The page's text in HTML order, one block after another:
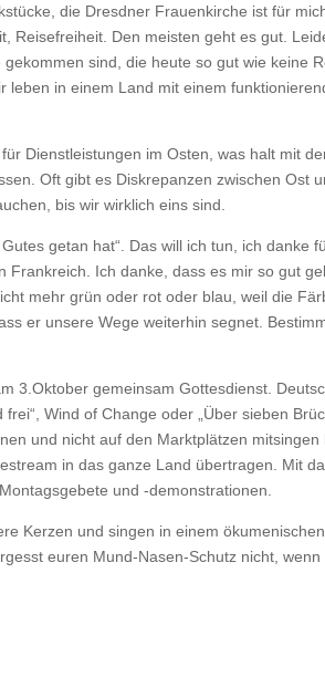
die Dresdner Frauenkirche ist für
Reisefreiheit. Den meisten geht es gut.
sind, die heute so gut wie keine
leben in einem Land mit einem
Dienstleistungen im Osten, was halt mit
Oft gibt es Diskrepanzen zwischen Ost
bis wir wirklich eins sind.
getan hat“. Das will ich tun, ich danke
Frankreich. Ich danke, dass es mir so gut
mehr grün oder rot oder blau, weil die
er unsere Wege weiterhin segnet.
3.Oktober gemeinsam Gottesdienst.
Wind of Change oder „Über sieben
und nicht auf den Marktplätzen mitsingen
in das ganze Land übertragen. Mit
und -demonstrationen.
Kerzen und singen in einem ökumenischen
euren Mund-Nasen-Schutz nicht, wenn